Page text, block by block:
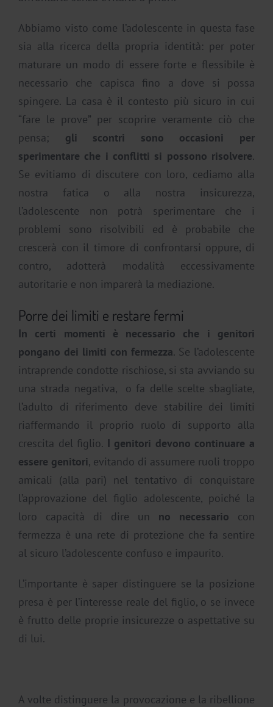
Abbiamo visto come l’adolescente in questa fase
sia alla ricerca della propria identità: per poter
maturare un modo di essere forte e flessibile è
necessario che capisca fino a dove si possa
spingere. La casa è il contesto più sicuro in cui
“fare le prove” per scoprire veramente ciò che
pensa; gli scontri sono occasioni per
sperimentare che i conflitti si possono risolvere.
Se evitiamo di discutere con loro, cediamo alla
nostra fatica o alla nostra insicurezza,
l’adolescente non potrà sperimentare che i
problemi sono risolvibili ed è probabile che
crescerà con il timore di confrontarsi oppure, di
contro, adotterà modalità eccessivamente
autoritarie e non imparerà la mediazione.
Porre dei limiti e restare fermi
In certi momenti è necessario che i genitori
pongano dei limiti con fermezza. Se l’adolescente
intraprende condotte rischiose, si sta avviando su
una strada negativa, o fa delle scelte sbagliate,
l’adulto di riferimento deve stabilire dei limiti
riaffermando il proprio ruolo di supporto alla
crescita del figlio. I genitori devono continuare a
essere genitori, evitando di assumere ruoli troppo
amicali (alla pari) nel tentativo di conquistare
l’approvazione del figlio adolescente, poiché la
loro capacità di dire un no necessario con
fermezza è una rete di protezione che fa sentire
al sicuro l’adolescente confuso e impaurito.
L’importante è saper distinguere se la posizione
presa è per l’interesse reale del figlio, o se invece
è frutto delle proprie insicurezze o aspettative su
di lui.
A volte distinguere la provocazione e la ribellione